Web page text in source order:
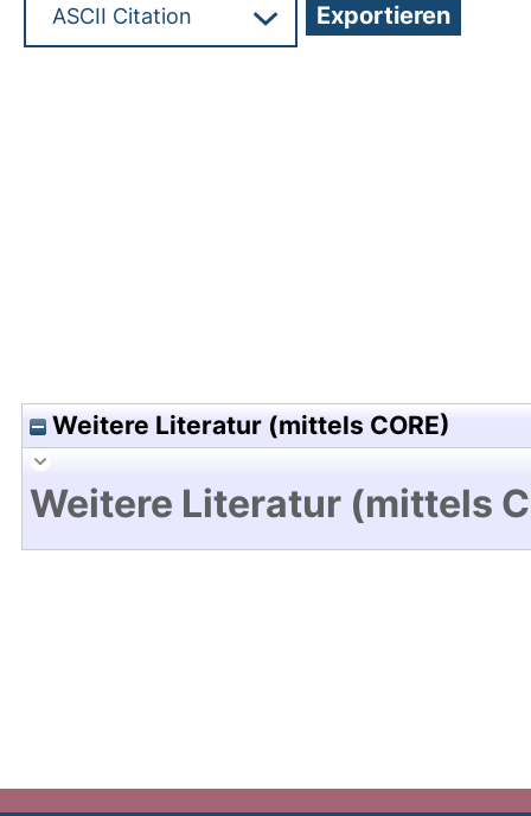
Weitere Literatur (mittels CORE)
Weitere Literatur (mittels